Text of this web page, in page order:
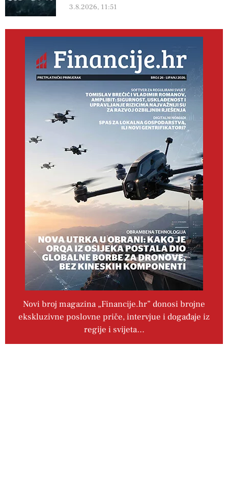
3.8.2026, 11:51
Novi broj magazina „Financije.hr” donosi brojne
ekskluzivne poslovne priče, intervjue i događaje iz
regije i svijeta…